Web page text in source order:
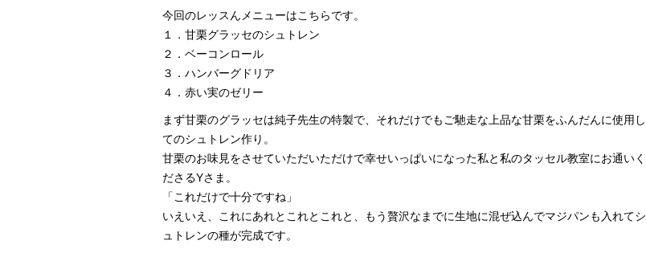
今回のレッスんメニューはこちらです。
１．甘栗グラッセのシュトレン
２．ベーコンロール
３．ハンバーグドリア
４．赤い実のゼリー
まず甘栗のグラッセは純子先生の特製で、それだけでもご馳走な上品な甘栗をふんだんに使用し
てのシュトレン作り。
甘栗のお味見をさせていただいただけで幸せいっぱいになった私と私のタッセル教室にお通いく
ださるYさま。
「これだけで十分ですね」
いえいえ、これにあれとこれとこれと、もう贅沢なまでに生地に混ぜ込んでマジパンも入れてシ
ュトレンの種が完成です。